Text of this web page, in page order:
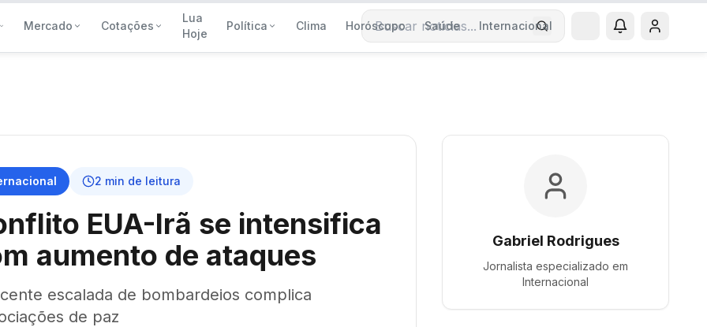
Mercado Cotações
Lua
Hoje
Política Clima Horóscopo Saúde Internacional
Buscar notícias
2 min de leitura
EUA-Irã se intensifica
aumento de ataques
escalada de bombardeios complica
de paz
Gabriel Rodrigues
Jornalista especializado em
Internacional